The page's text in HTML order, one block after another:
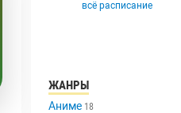
всё расписание
ЖАНРЫ
Аниме 18